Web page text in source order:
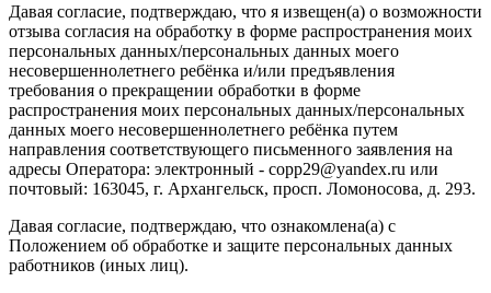
Давая согласие, подтверждаю, что я извещен(а) о возможности
отзыва согласия на обработку в форме распространения моих
персональных данных/персональных данных моего
несовершеннолетнего ребёнка и/или предъявления
требования о прекращении обработки в форме
распространения моих персональных данных/персональных
данных моего несовершеннолетнего ребёнка путем
направления соответствующего письменного заявления на
адресы Оператора: электронный - copp29@yandex.ru или
почтовый: 163045, г. Архангельск, просп. Ломоносова, д. 293.
Давая согласие, подтверждаю, что ознакомлена(а) с
Положением об обработке и защите персональных данных
работников (иных лиц).